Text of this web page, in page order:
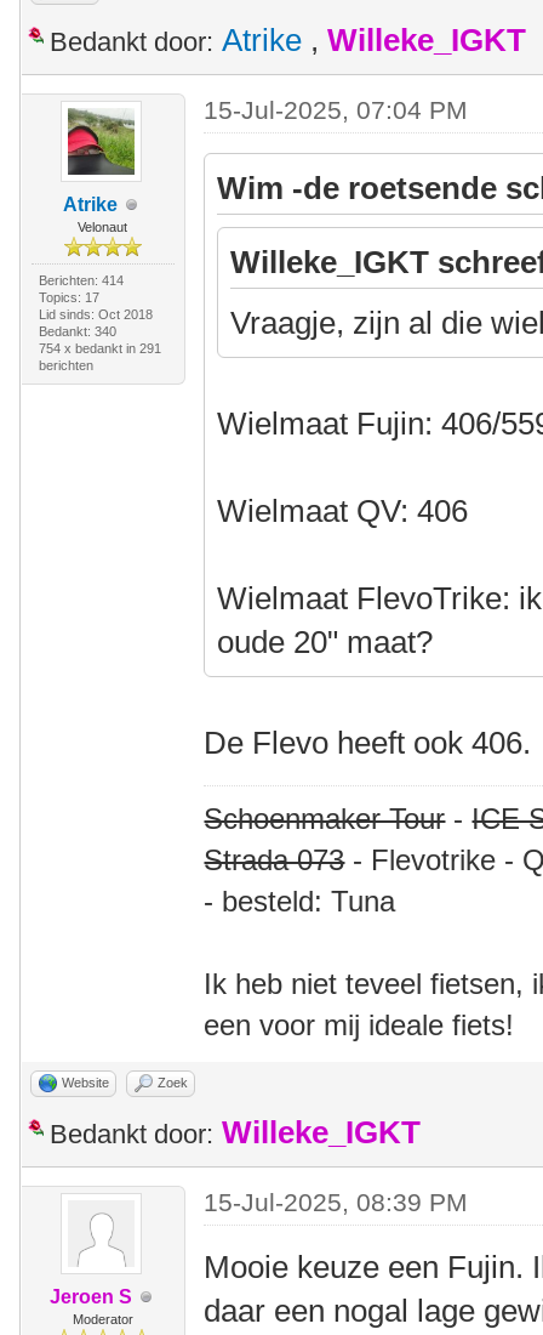
Bedankt door: Atrike , Willeke_IGKT
Atrike
Velonaut
Berichten: 414
Topics: 17
Lid sinds: Oct 2018
Bedankt: 340
754 x bedankt in 291
berichten
15-Jul-2025, 07:04 PM
Wim -de roetsende
Willeke_IGKT
Vraagje, zijn al die
Wielmaat Fujin: 406/
Wielmaat QV: 406
Wielmaat FlevoTrike:
oude 20" maat?
De Flevo heeft ook 406.
Schoenmaker Tour-ICE
Strada 073- Flevotrike -
- besteld: Tuna
Ik heb niet teveel fietsen,
een voor mij ideale fiets!
Website Zoek
Bedankt door: Willeke_IGKT
Jeroen S
Moderator
15-Jul-2025, 08:39 PM
Mooie keuze een Fujin.
daar een nogal lage